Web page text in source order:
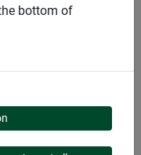
EN
bottom of